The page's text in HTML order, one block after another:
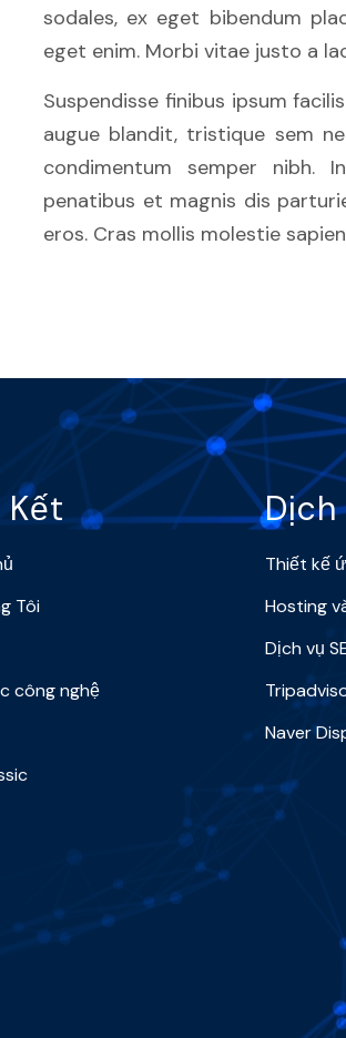
sodales, ex eget bibendum
eget enim. Morbi vitae justo a
Suspendisse finibus ipsum
augue blandit, tristique sem
condimentum semper nibh.
penatibus et magnis dis
eros. Cras mollis molestie
Kết
Tôi
công nghệ
Dịch
Thiết kế
Hosting
Dịch vụ
Naver